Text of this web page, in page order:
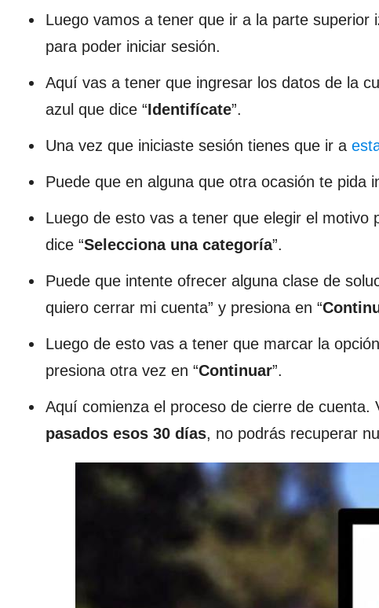
Luego vamos a tener que ir a la parte superior
para poder iniciar sesión.
Aquí vas a tener que ingresar los datos de la
azul que dice “Identifícate”.
Una vez que iniciaste sesión tienes que ir a
Puede que en alguna que otra ocasión te pida
Luego de esto vas a tener que elegir el
dice “Selecciona una categoría”.
Puede que intente ofrecer alguna clase de
quiero cerrar mi cuenta” y presiona en “
Luego de esto vas a tener que marcar la
presiona otra vez en “Continuar”.
Aquí comienza el proceso de cierre de
pasados esos 30 días, no podrás recuperar